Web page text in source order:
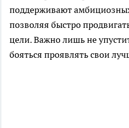
поддерживают
позволяя быстро
цели. Важно лишь не
бояться проявлять свои